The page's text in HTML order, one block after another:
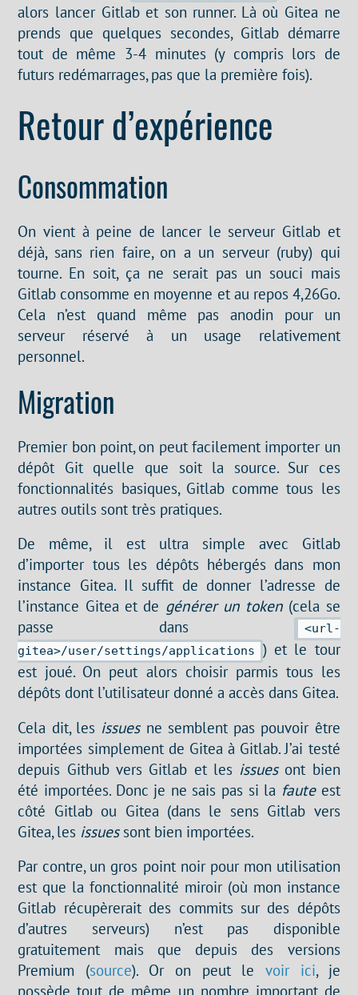
alors lancer Gitlab et son runner. Là où Gitea ne
prends que quelques secondes, Gitlab démarre
tout de même 3-4 minutes (y compris lors de
futurs redémarrages, pas que la première fois).
Retour d’expérience
Consommation
On vient à peine de lancer le serveur Gitlab et
déjà, sans rien faire, on a un serveur (ruby) qui
tourne. En soit, ça ne serait pas un souci mais
Gitlab consomme en moyenne et au repos 4,26Go.
Cela n’est quand même pas anodin pour un
serveur réservé à un usage relativement
personnel.
Migration
Premier bon point, on peut facilement importer un
dépôt Git quelle que soit la source. Sur ces
fonctionnalités basiques, Gitlab comme tous les
autres outils sont très pratiques.
De même, il est ultra simple avec Gitlab
d’importer tous les dépôts hébergés dans mon
instance Gitea. Il suffit de donner l’adresse de
l’instance Gitea et de générer un token (cela se
passe dans
<url-
gitea>/user/settings/applications
) et le tour
est joué. On peut alors choisir parmis tous les
dépôts dont l’utilisateur donné a accès dans Gitea.
Cela dit, les issuesne semblent pas pouvoir être
importées simplement de Gitea à Gitlab. J’ai testé
depuis Github vers Gitlab et les issuesont bien
été importées. Donc je ne sais pas si la fauteest
côté Gitlab ou Gitea (dans le sens Gitlab vers
Gitea, les issuessont bien importées.
Par contre, un gros point noir pour mon utilisation
est que la fonctionnalité miroir (où mon instance
Gitlab récupèrerait des commits sur des dépôts
d’autres serveurs) n’est pas disponible
gratuitement mais que depuis des versions
Premium (source). Or on peut levoir ici, je
possède tout de même un nombre important de